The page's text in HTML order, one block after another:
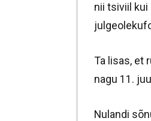
nii tsiviil kui
Ta lisas, et
nagu 11.
Nulandi